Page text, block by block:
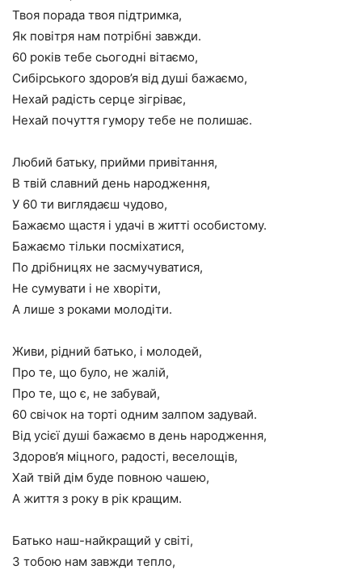
Твоя порада твоя підтримка,
Як повітря нам потрібні завжди.
60 років тебе сьогодні вітаємо,
Сибірського здоров’я від душі бажаємо,
Нехай радість серце зігріває,
Нехай почуття гумору тебе не полишає.
Любий батьку, прийми привітання,
В твій славний день народження,
У 60 ти виглядаєш чудово,
Бажаємо щастя і удачі в житті особистому.
Бажаємо тільки посміхатися,
По дрібницях не засмучуватися,
Не сумувати і не хворіти,
А лише з роками молодіти.
Живи, рідний батько, і молодей,
Про те, що було, не жалій,
Про те, що є, не забувай,
60 свічок на торті одним залпом задувай.
Від усієї душі бажаємо в день народження,
Здоров’я міцного, радості, веселощів,
Хай твій дім буде повною чашею,
А життя з року в рік кращим.
Батько наш-найкращий у світі,
З тобою нам завжди тепло,